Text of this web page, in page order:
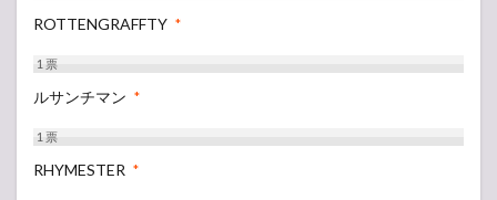
ROTTENGRAFFTY *
1票
ルサンチマン *
1票
RHYMESTER *